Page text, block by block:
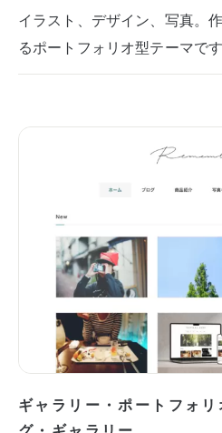
イラスト、デザイン、写真。
るポートフォリオ型テーマで
ギャラリー・ポートフォリ